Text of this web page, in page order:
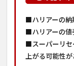
■ハリアーの納
■ハリアーの値
■スーパーリセ
上がる可能性が